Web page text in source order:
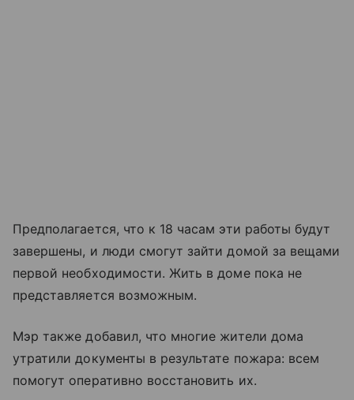
Предполагается, что к 18 часам эти работы будут
завершены, и люди смогут зайти домой за вещами
первой необходимости. Жить в доме пока не
представляется возможным.
Мэр также добавил, что многие жители дома
утратили документы в результате пожара: всем
помогут оперативно восстановить их.